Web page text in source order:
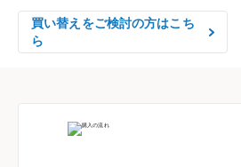
買い替えをご検討の方はこち
ら